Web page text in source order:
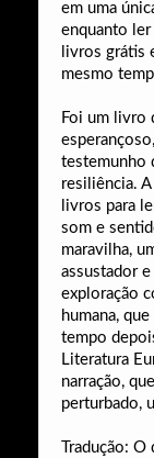
em uma
enquanto
livros grátis
mesmo
Foi um livro
testemunho
resiliência.
livros para
som e
maravilha,
assustador
exploração
humana,
tempo
Literatura
narração,
perturbado,
Tradução: